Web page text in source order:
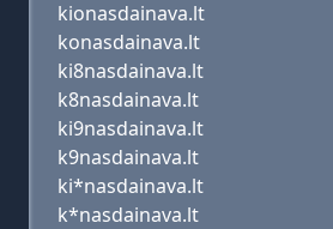
kionasdainava.lt
konasdainava.lt
ki8nasdainava.lt
k8nasdainava.lt
ki9nasdainava.lt
k9nasdainava.lt
ki*nasdainava.lt
k*nasdainava.lt